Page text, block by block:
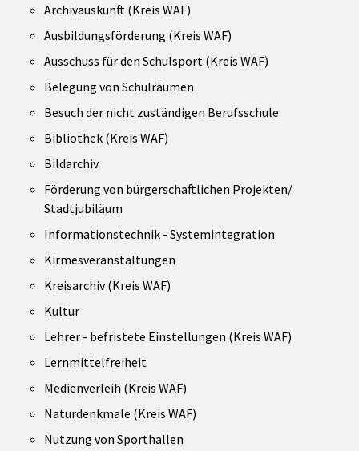
Archivauskunft (Kreis WAF)
Ausbildungsförderung (Kreis WAF)
Ausschuss für den Schulsport (Kreis WAF)
Belegung von Schulräumen
Besuch der nicht zuständigen Berufsschule
Bibliothek (Kreis WAF)
Bildarchiv
Förderung von bürgerschaftlichen Projekten/
Stadtjubiläum
Informationstechnik - Systemintegration
Kirmesveranstaltungen
Kreisarchiv (Kreis WAF)
Kultur
Lehrer - befristete Einstellungen (Kreis WAF)
Lernmittelfreiheit
Medienverleih (Kreis WAF)
Naturdenkmale (Kreis WAF)
Nutzung von Sporthallen